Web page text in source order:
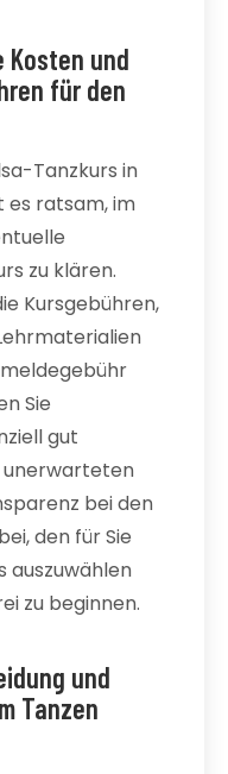
Kosten und
für den
Tanzkurs in
es ratsam, im
zu klären.
Kursgebühren,
Sie
gut
unerwarteten
bei den
den für Sie
auszuwählen
zu beginnen.
und
Tanzen